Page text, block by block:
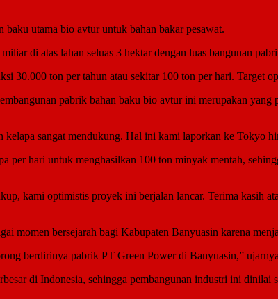
utama bio avtur untuk bahan bakar pesawat.
di atas lahan seluas 3 hektar dengan luas bangunan
30.000 ton per tahun atau sekitar 100 ton per hari. Target
pabrik bahan baku bio avtur ini merupakan
kelapa sangat mendukung. Hal ini kami laporkan ke Tokyo
per hari untuk menghasilkan 100 ton minyak mentah,
kami optimistis proyek ini berjalan lancar. Terima kasih
momen bersejarah bagi Kabupaten Banyuasin karena
berdirinya pabrik PT Green Power di Banyuasin,”
di Indonesia, sehingga pembangunan industri ini dinilai